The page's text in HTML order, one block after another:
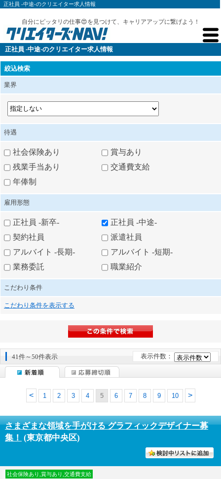
正社員 -中途-のクリエイター求人情報
自分にピッタリの仕事😍を見つけて、キャリアアップに繋げよう！
正社員 -中途-のクリエイター求人情報
絞込検索
業界
待遇
社会保険あり
賞与あり
残業手当あり
交通費支給
年俸制
雇用形態
正社員 -新卒-
正社員 -中途-
契約社員
派遣社員
アルバイト -長期-
アルバイト -短期-
業務委託
職業紹介
こだわり条件
こだわり条件を表示する
41件～50件表示 表示件数：
1 2 3 4 5 6 7 8 9 10
さまざまな領域を手がける グラフィックデザイナー募
集！ (東京都中央区)
社会保険あり,賞与あり,交通費支給